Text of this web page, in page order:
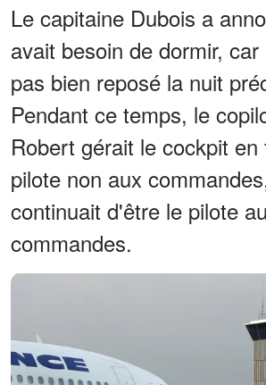
Le capitaine Dubois a
avait besoin de dormir,
pas bien reposé la nuit
Pendant ce temps, le
Robert gérait le cockpit en
pilote non aux
continuait d'être le pilote
commandes.